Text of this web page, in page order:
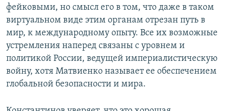
фейковыми, но смысл его в том, что даже в таком
виртуальном виде этим органам отрезан путь в
мир, к международному опыту. Все их возможные
устремления наперед связаны с уровнем и
политикой России, ведущей империалистическую
войну, хотя Матвиенко называет ее обеспечением
глобальной безопасности и мира.